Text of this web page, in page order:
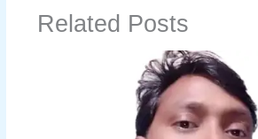
Related Posts